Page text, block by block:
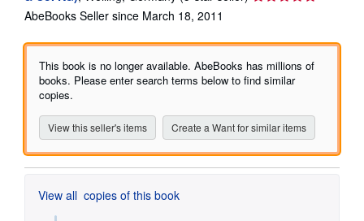
out
of
5
AbeBooks Seller since March 18, 2011
This book is no longer available. AbeBooks has millions of
books. Please enter search terms below to find similar
copies.
View this seller's items Create a Want for similar items
View all copies of this book